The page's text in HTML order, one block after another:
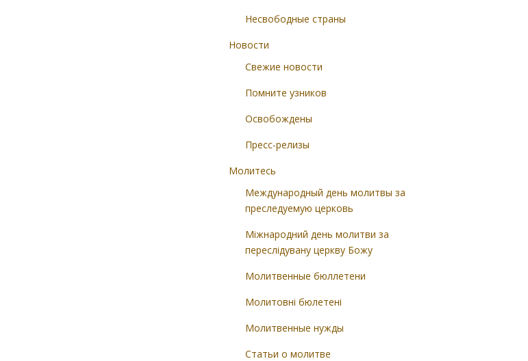
Несвободные страны
Новости
Свежие новости
Помните узников
Освобождены
Пресс-релизы
Молитесь
Международный день молитвы за
преследуемую церковь
Міжнародний день молитви за
переслідувану церкву Божу
Молитвенные бюллетени
Молитовні бюлетені
Молитвенные нужды
Статьи о молитве